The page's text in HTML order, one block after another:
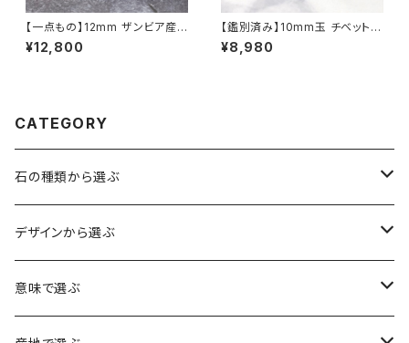
【一点もの】12mm ザンビア産
ミルキーラベンダーアメジスト
（紫水晶）ブレスレット【M0714
¥12,800
【鑑別済み】10mm玉 チベット産
モリオン（黒水晶/ケアンゴーム）
ブレスレット
¥8,980
CATEGORY
石の種類から選ぶ
水晶（クォーツ）
アイリスクォーツ（虹入り水晶）
ヒマラヤ水晶
ローズクォーツ（紅水晶）
デザインから選ぶ
龍彫刻（水晶）
意味で選ぶ